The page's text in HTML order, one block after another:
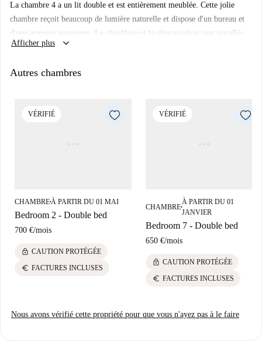
Castillejos est un quartier animé de Madrid offrant de nombreux services
et commodités. À proximité, vous trouverez d'excellents restaurants
comme Teitu, Cafeteria Zucro et Taberna del Volapié. Bien desservi par
qui recherchent un cadre de vie dynamique et accessible. Ne manquez
La chambre 4 a un lit double et est entièrement meublée. Cette jolie
chambre reçoit beaucoup de lumière naturelle et dispose d'un bureau et
d'une armoire autonome. Le chauffage et la climatisation sont installés
pour votre confort.
Afficher plus keyboard_arrow_down
Autres chambres
VÉRIFIÉ
CHAMBRE■À PARTIR DU 01 MAI
Bedroom 2 - Double bed
700 €/mois
lock CAUTION PROTÉGÉE
euro FACTURES INCLUSES
VÉRIFIÉ
CHAMBRE■
À PARTIR DU 01
JANVIER
Bedroom 7 - Double bed
650 €/mois
lock CAUTION PROTÉGÉE
euro FACTURES INCLUSES
Nous avons vérifié cette propriété pour que vous n'ayez pas à le faire